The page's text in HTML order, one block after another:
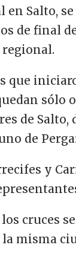
en Salto,
de final
que
sólo
de Salto,
de
y
cruces
misma